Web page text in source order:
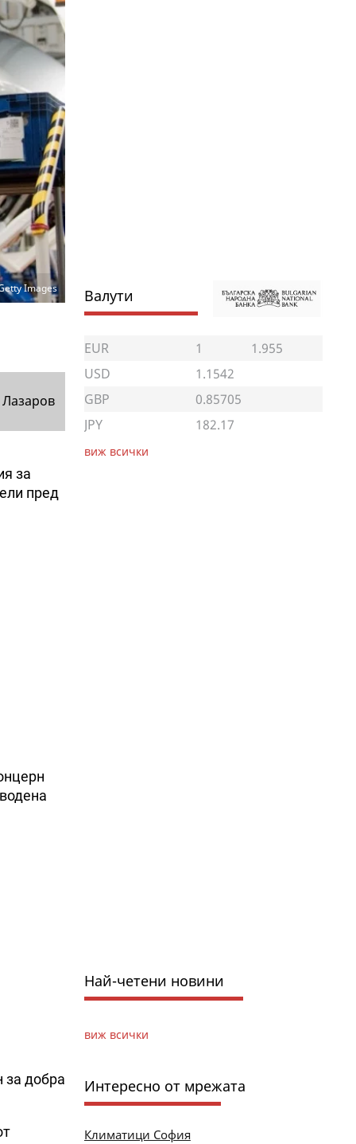
Images
за
пред
за добра
Валути
EUR 1
1.955
USD
1.1542
GBP
0.85705
JPY
182.17
виж всички
Най-четени новини
виж всички
Интересно от мрежата
Климатици София